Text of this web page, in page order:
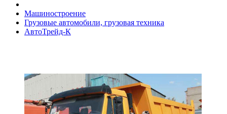
Машиностроение
Грузовые автомобили, грузовая техника
АвтоТрейд-К